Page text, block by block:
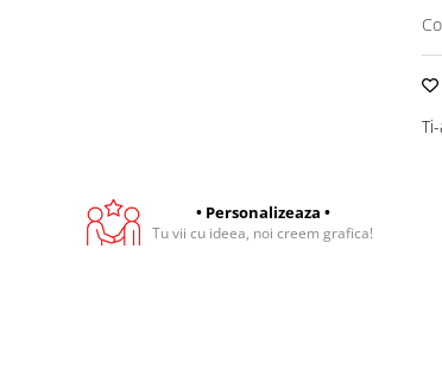
• Personalizeaza •
Tu vii cu ideea, noi creem grafica!